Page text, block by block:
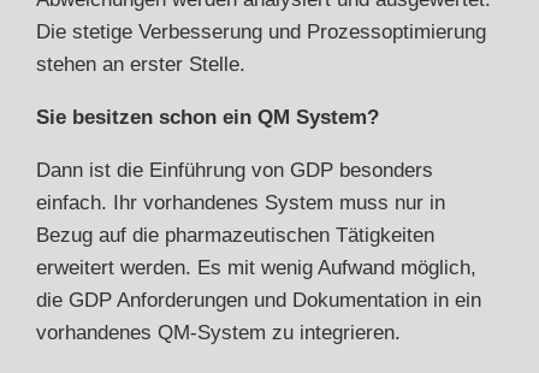
Die stetige Verbesserung und Prozessoptimierung
stehen an erster Stelle.
Sie besitzen schon ein QM System?
Dann ist die Einführung von GDP besonders
einfach. Ihr vorhandenes System muss nur in
Bezug auf die pharmazeutischen Tätigkeiten
erweitert werden. Es mit wenig Aufwand möglich,
die GDP Anforderungen und Dokumentation in ein
vorhandenes QM-System zu integrieren.